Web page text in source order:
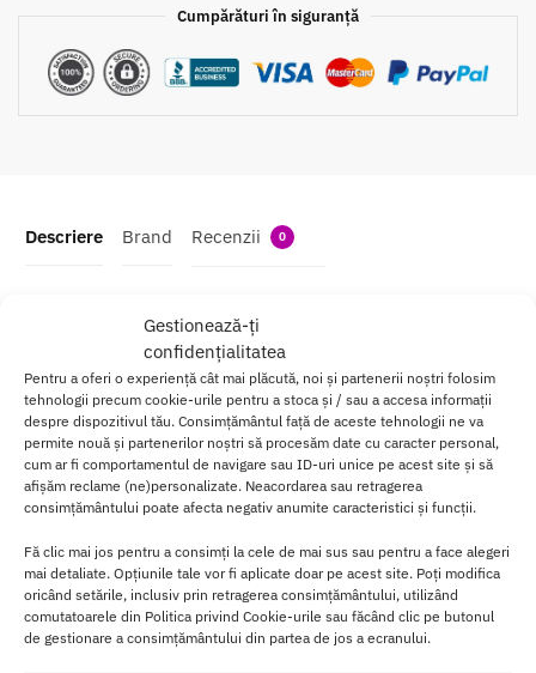
Gestionează-ți
confidențialitatea
Pentru a oferi o experiență cât mai plăcută, noi și partenerii noștri folosim
tehnologii precum cookie-urile pentru a stoca și / sau a accesa informații
despre dispozitivul tău. Consimțământul față de aceste tehnologii ne va
permite nouă și partenerilor noștri să procesăm date cu caracter personal,
cum ar fi comportamentul de navigare sau ID-uri unice pe acest site și să
afișăm reclame (ne)personalizate. Neacordarea sau retragerea
consimțământului poate afecta negativ anumite caracteristici și funcții.
Fă clic mai jos pentru a consimți la cele de mai sus sau pentru a face alegeri
mai detaliate. Opțiunile tale vor fi aplicate doar pe acest site. Poți modifica
oricând setările, inclusiv prin retragerea consimțământului, utilizând
comutatoarele din Politica privind Cookie-urile sau făcând clic pe butonul
de gestionare a consimțământului din partea de jos a ecranului.
Cumpărături în siguranță
Descriere Brand Recenzii 0
Parfum cu Feromoni pentru Bărbați Pat și
Feromoniistimuleaza dorintelenaturale pentru o atractie
suplimentara.
Poate fi folosit pe pat sau pe corp.
Acest spray este special creat pentru barbatipentru a atrage
femei.
Ingre